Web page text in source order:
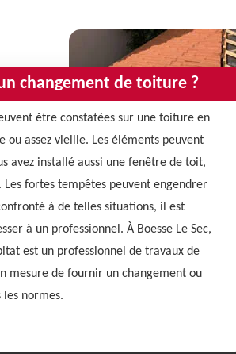
changement de toiture ?
être constatées sur une toiture en
assez vieille. Les éléments peuvent
avez installé aussi une fenêtre de toit,
fortes tempêtes peuvent engendrer
à de telles situations, il est
à un professionnel. À Boesse Le Sec,
est un professionnel de travaux de
mesure de fournir un changement ou
normes.